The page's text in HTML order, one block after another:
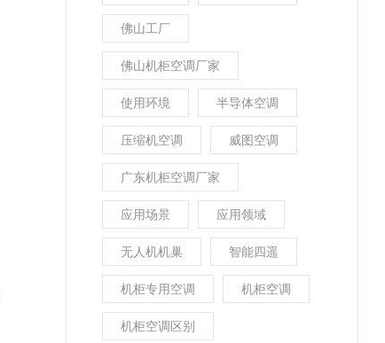
佛山工厂
佛山机柜空调厂家
使用环境 半导体空调
压缩机空调 威图空调
广东机柜空调厂家
应用场景 应用领域
无人机机巢 智能四遥
机柜专用空调 机柜空调
机柜空调区别